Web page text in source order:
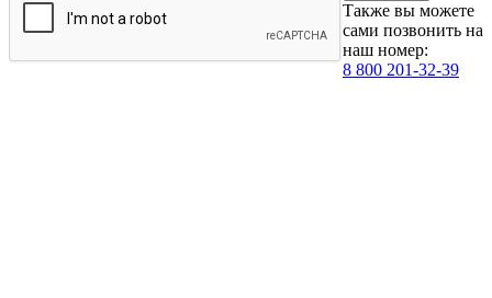
Также вы можете
сами позвонить на
наш номер:
8 800 201-32-39